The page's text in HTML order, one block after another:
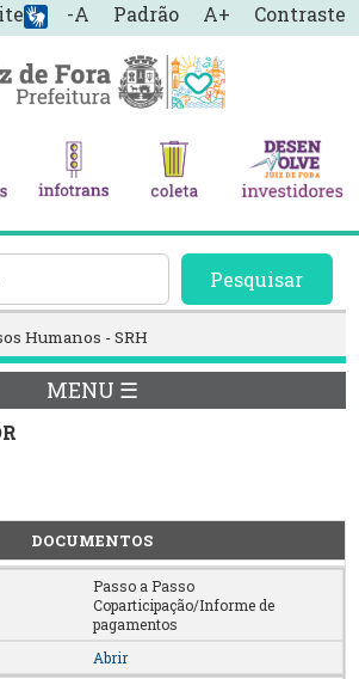
-A Padrão A+ Contraste
Pesquisar
Humanos - SRH
MENU ☰
DOCUMENTOS
Passo a Passo
Coparticipação/Informe de
pagamentos
Abrir